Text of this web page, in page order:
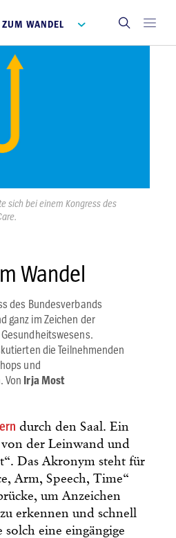
WANDEL
sich bei einem Kongress des
Wandel
des Bundesverbands
ganz im Zeichen der
die Teilnehmenden
und
Von Irja Most
durch den Saal. Ein
der Leinwand und
Das Akronym steht für
Arm, Speech, Time“
um Anzeichen
erkennen und schnell
eine eingängige